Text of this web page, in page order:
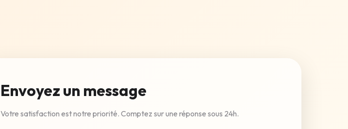
Envoyez un message
Votre satisfaction est notre priorité. Comptez sur une réponse sous 24h.